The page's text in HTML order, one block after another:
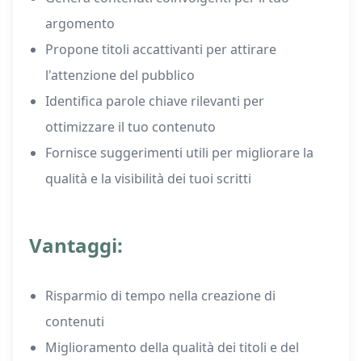
argomento
Propone titoli accattivanti per attirare
l'attenzione del pubblico
Identifica parole chiave rilevanti per
ottimizzare il tuo contenuto
Fornisce suggerimenti utili per migliorare la
qualità e la visibilità dei tuoi scritti
Vantaggi:
Risparmio di tempo nella creazione di
contenuti
Miglioramento della qualità dei titoli e del